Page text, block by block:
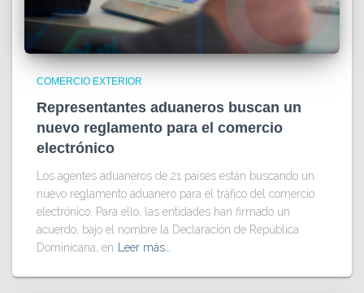
COMERCIO EXTERIOR
Representantes aduaneros buscan un
nuevo reglamento para el comercio
electrónico
Los agentes aduaneros de 21 países están buscando un
nuevo reglamento aduanero para el tráfico del comercio
electrónico. Para ello, las entidades han firmado un
acuerdo, bajo el nombre la Declaración de República
Dominicana, en
Leer más…